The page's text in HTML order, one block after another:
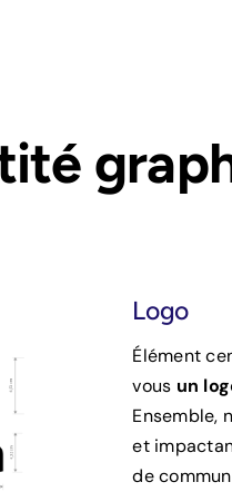
Logo
Élément
vous un
Ensemble,
et
de